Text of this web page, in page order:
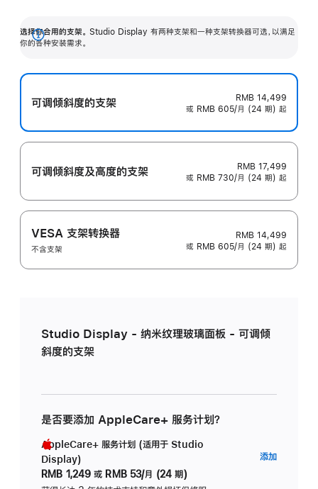
选择你合用的支架。 Studio Display 有两种支架和一种支架转换器可选，以满足
你的各种安装需求。
展
可调倾斜度的支架
RMB 14,499
或 RMB 605/月 (24 期) 起
可调倾斜度及高‍度的支‍架
RMB 17,499
或 RMB 730/月 (24 期) 起
VESA 支架转换器
不含支架
RMB 14,499
或 RMB 605/月 (24 期) 起
Studio Display - 纳米纹理玻璃面板 - 可调倾
斜度的支架
是否要添加 AppleCare+ 服务计划？
AppleCare+ 服务计划 (适用于 Studio
Display)
RMB 1,249 或 RMB 53/月 (24 期)
添加